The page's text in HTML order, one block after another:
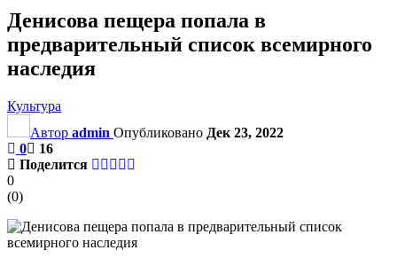
Денисова пещера попала в
предварительный список всемирного
наследия
Культура
Автор admin Опубликовано Дек 23, 2022
0
16
Поделится
0
(0)